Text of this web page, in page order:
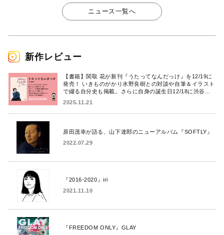
ニュース一覧へ
新作レビュー
【書籍】関取 花が新刊『うたってなんだっけ』を12/19に
発売！ いきものがかり水野良樹との対談や自筆＆イラスト
で綴る自分史も掲載。さらに自身の誕生日12/18に渋谷で
2025.11.21
原田茂幸が語る、山下達郎のニューアルバム『SOFTLY』
2022.07.29
『2016-2020』iri
2021.11.10
『FREEDOM ONLY』GLAY